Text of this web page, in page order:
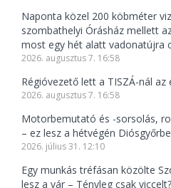
Naponta közel 200 köbméter
szombathelyi Órásház mellett
most egy hét alatt vadonatújra
2026. augusztus 7. 16:58
Régióvezető lett a TISZÁ-nál
2026. augusztus 7. 16:58
Motorbemutató és -sorsolás,
– ez lesz a hétvégén
2026. július 31. 12:10
Egy munkás tréfásan közölte
lesz a vár – Tényleg csak viccelt?